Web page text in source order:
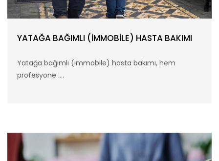
YATAĞA BAĞIMLI (İMMOBİLE) HASTA BAKIMI
Yatağa bağımlı (immobile) hasta bakımı, hem
profesyone ....